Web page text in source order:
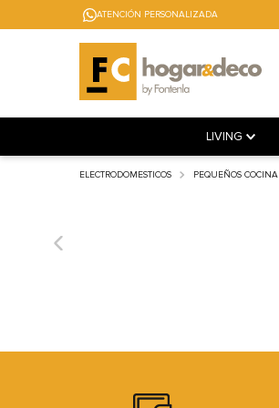
ATENCIÓN PERSONALIZADA
LIVING
ELECTRODOMESTICOS PEQUEÑOS COCINA